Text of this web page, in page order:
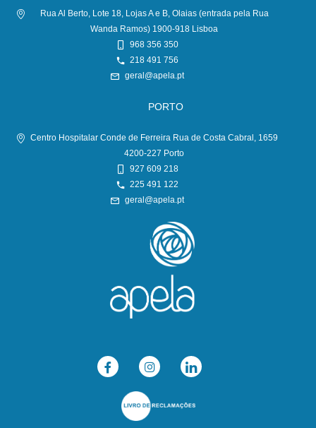
Rua Al Berto, Lote 18, Lojas A e B, Olaias (entrada pela Rua
Wanda Ramos) 1900-918 Lisboa
968 356 350
218 491 756
geral@apela.pt
PORTO
Centro Hospitalar Conde de Ferreira Rua de Costa Cabral, 1659
4200-227 Porto
927 609 218
225 491 122
geral@apela.pt